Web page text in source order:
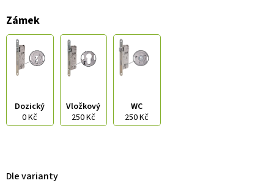
Zámek
Dozický
0 Kč
Vložkový
250 Kč
WC
250 Kč
Dle varianty